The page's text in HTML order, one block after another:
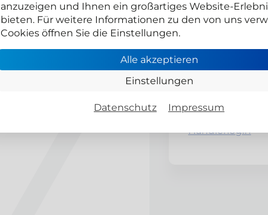
Gesamtpreis
Händlerlogin
anzuzeigen und Ihnen ein großartiges Website-
bieten. Für weitere Informationen zu den von uns
Cookies öffnen Sie die Einstellungen.
Alle akzeptieren
Einstellungen
Datenschutz Impressum